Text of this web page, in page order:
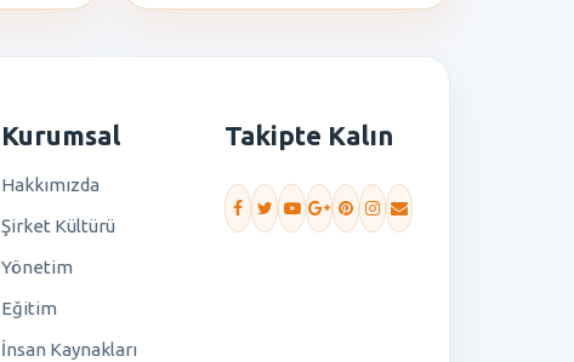
Kurumsal
Hakkımızda
Şirket Kültürü
Yönetim
Eğitim
İnsan Kaynakları
Takipte Kalın